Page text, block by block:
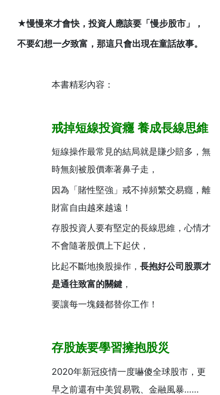
★慢慢來才會快，投資人應該要「慢步股市」，
不要幻想一夕致富，那這只會出現在童話故事。
本書精彩內容：
戒掉短線投資癮 養成長線思維
短線操作最常見的結局就是賺少賠多，無
時無刻被股價牽著鼻子走，
因為「賭性堅強」戒不掉頻繁交易癮，離
財富自由越來越遠！
存股投資人要有堅定的長線思維，心情才
不會隨著股價上下起伏，
比起不斷地換股操作， 長抱好公司股票才
是通往致富的關鍵 ，
要讓每一塊錢都替你工作！
存股族要學習擁抱股災
2020年新冠疫情一度嚇傻全球股市，更
早之前還有中美貿易戰、金融風暴……